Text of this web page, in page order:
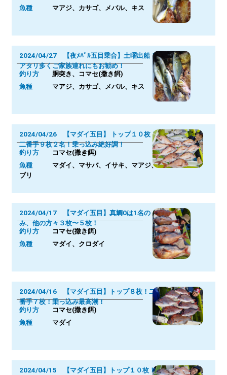
魚種 マアジ、カサゴ、メバル、キス
2024/04/27 【夜ﾒﾊﾞﾙ五目乗合】土曜出船！
アタリ多くご家族連れにもお勧め！
釣り方 胴突き、コマセ(撒き餌)
魚種 マアジ、カサゴ、メバル、キス
2024/04/26 【マダイ五目】 トップ１０枚！
二番手９枚２名！乗っ込み絶好調！
釣り方
コマセ(撒き餌)
魚種 マダイ、マサバ、イサキ、マアジ、
ブリ
2024/04/17 【マダイ五目】真鯛0は1名の
み、他の方々３枚〜５枚！
釣り方
コマセ(撒き餌)
魚種 マダイ、クロダイ
2024/04/16 【マダイ五目】トップ８枚！二
番手７枚！乗っ込み最高潮！
釣り方
コマセ(撒き餌)
魚種 マダイ
2024/04/15 【マダイ五目】トップ１０枚！